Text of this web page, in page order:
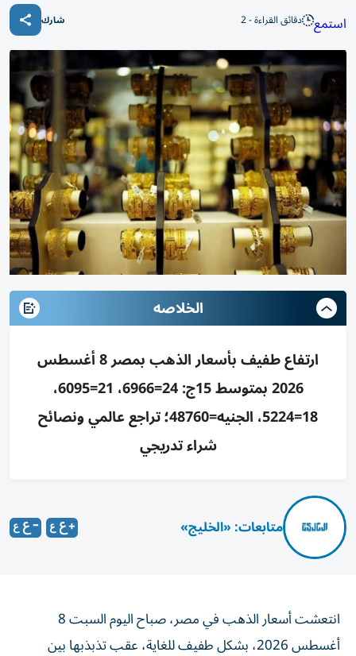
استمع دقائق القراءة - 2 شارك
الخلاصه
ارتفاع طفيف بأسعار الذهب بمصر 8 أغسطس
2026 بمتوسط 15ج: 24=6966، 21=6095،
18=5224، الجنيه=48760؛ تراجع عالمي ونصائح
شراء تدريجي
متابعات: «الخليج»
أغسطس 2026، بشكل طفيف للغاية، عقب تذبذبها بين